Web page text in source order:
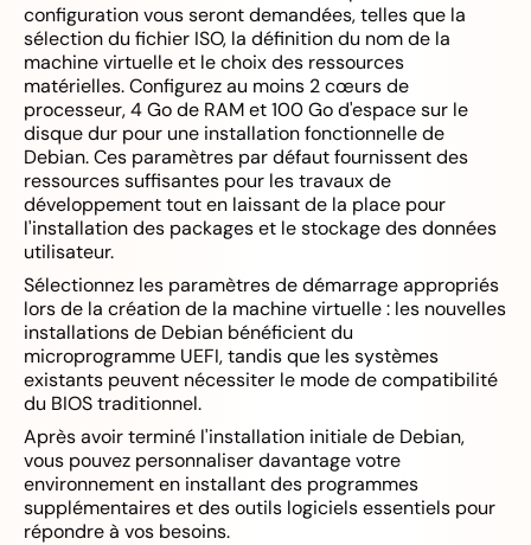
configuration vous seront demandées, telles que la
sélection du fichier ISO, la définition du nom de la
machine virtuelle et le choix des ressources
matérielles. Configurez au moins 2 cœurs de
processeur, 4 Go de RAM et 100 Go d'espace sur le
disque dur pour une installation fonctionnelle de
Debian. Ces paramètres par défaut fournissent des
ressources suffisantes pour les travaux de
développement tout en laissant de la place pour
l'installation des packages et le stockage des données
utilisateur.
Sélectionnez les paramètres de démarrage appropriés
lors de la création de la machine virtuelle : les nouvelles
installations de Debian bénéficient du
microprogramme UEFI, tandis que les systèmes
existants peuvent nécessiter le mode de compatibilité
du BIOS traditionnel.
Après avoir terminé l'installation initiale de Debian,
vous pouvez personnaliser davantage votre
environnement en installant des programmes
supplémentaires et des outils logiciels essentiels pour
répondre à vos besoins.